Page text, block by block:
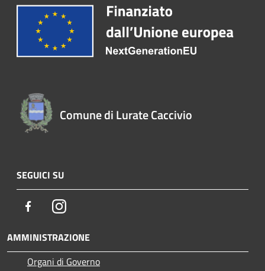
Comune di Lurate Caccivio
SEGUICI SU
FacebookInstagram
AMMINISTRAZIONE
Organi di Governo